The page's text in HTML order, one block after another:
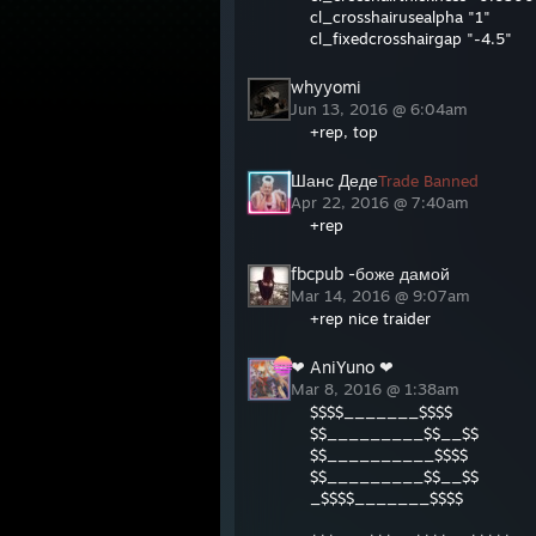
cl_crosshairusealpha "1"
cl_fixedcrosshairgap "-4.5"
whyyomi
Jun 13, 2016 @ 6:04am
+rep, top
Шанс ДедеTrade Banned
Apr 22, 2016 @ 7:40am
+rep
fbcpub -боже дамой
Mar 14, 2016 @ 9:07am
+rep nice traider
❤ AniYuno ❤
Mar 8, 2016 @ 1:38am
$$$$_______$$$$
$$_________$$__$$
$$__________$$$$
$$_________$$__$$
_$$$$_______$$$$